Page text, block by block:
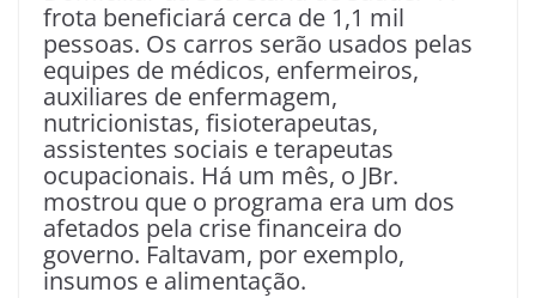
frota beneficiará cerca de 1,1 mil
pessoas. Os carros serão usados pelas
equipes de médicos, enfermeiros,
auxiliares de enfermagem,
nutricionistas, fisioterapeutas,
assistentes sociais e terapeutas
ocupacionais. Há um mês, o JBr.
mostrou que o programa era um dos
afetados pela crise financeira do
governo. Faltavam, por exemplo,
insumos e alimentação.